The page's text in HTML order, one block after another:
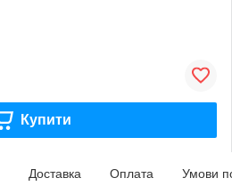
Купити
Доставка Оплата Умови